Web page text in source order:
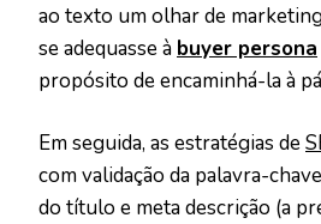
ao texto um olhar de
se adequasse à buyer persona
propósito de encaminhá-la à
Em seguida, as estratégias de
com validação da palavra-
do título e meta descrição (a